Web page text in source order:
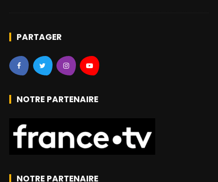
PARTAGER
NOTRE PARTENAIRE
NOTRE PARTENAIRE